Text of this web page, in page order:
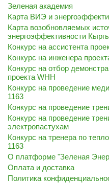
Зеленая академия
Карта ВИЭ и
Карта возобновляемых
энергоэффективности
Конкурс на ассистента
Конкурс на инженера
Конкурс на отбор
проекта WHH
Конкурс на проведение
1163
Конкурс на проведение
Конкурс на проведение
электропастухам
Конкурс на тренера по
1163
О платформе "Зеленая
Оплата и доставка
Политика